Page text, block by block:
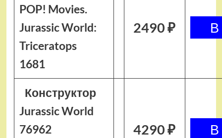
POP! Movies.
Jurassic World:
Triceratops
1681
2490 ₽
Конструктор
Jurassic World
76962
4290 ₽